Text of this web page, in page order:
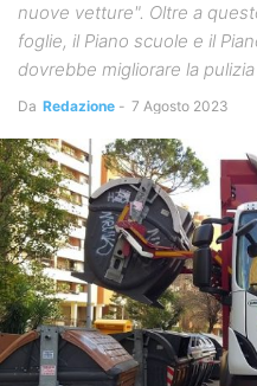
nuove vetture". Oltre a
foglie, il Piano scuole e il
dovrebbe migliorare la
Da Redazione - 7 Agosto 2023